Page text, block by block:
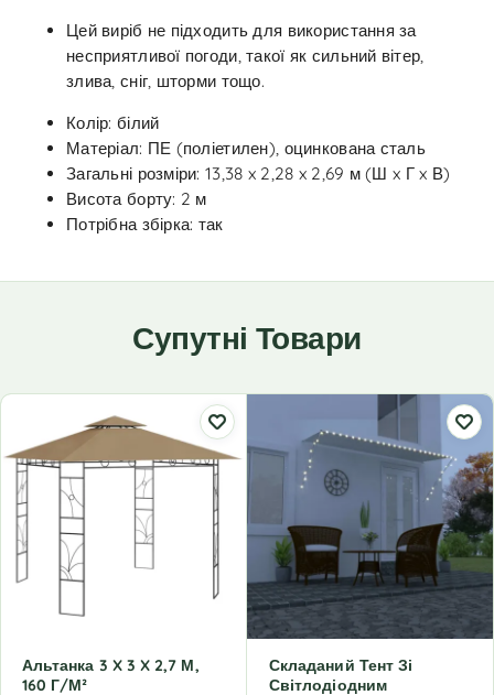
Цей виріб не підходить для використання за
несприятливої погоди, такої як сильний вітер,
злива, сніг, шторми тощо.
Колір: білий
Матеріал: ПЕ (поліетилен), оцинкована сталь
Загальні розміри: 13,38 x 2,28 x 2,69 м (Ш x Г x В)
Висота борту: 2 м
Потрібна збірка: так
Супутні Товари
Альтанка 3 X 3 X 2,7 М,
160 Г/м²
Складаний Тент Зі
Світлодіодним